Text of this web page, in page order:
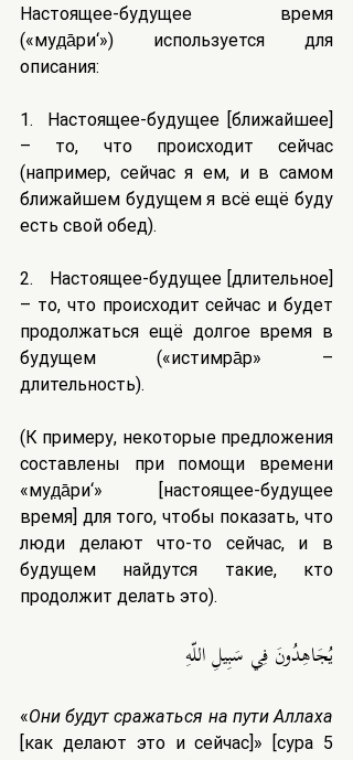
Настоящее-будущее время
(«муд̣а̄ри‘») используется для
описания:
1.  Настоящее-будущее [ближайшее]
– то, что происходит сейчас
(например, сейчас я ем, и в самом
ближайшем будущем я всё ещё буду
есть свой обед).
2.   Настоящее-будущее [длительное]
– то, что происходит сейчас и будет
продолжаться ещё долгое время в
будущем («истимра̄р» –
длительность).
(К примеру, некоторые предложения
составлены при помощи времени
«муд̣а̄ри‘» [настоящее-будущее
время] для того, чтобы показать, что
люди делают что-то сейчас, и в
будущем найдутся такие, кто
продолжит делать это).
يُجَاهِدُونَ فِي سَبِيلِ اللّهِ
«Они будут сражаться на пути Аллаха
[как делают это и сейчас]» [сура 5